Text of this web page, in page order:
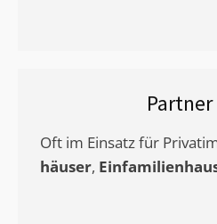
Oft im Einsatz für
häuser,